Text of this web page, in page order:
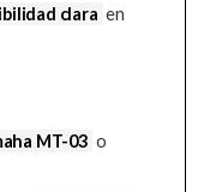
clara en
MT-03 o